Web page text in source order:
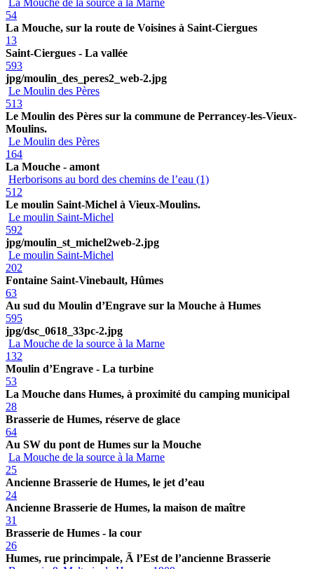
54
La Mouche, sur la route de Voisines à Saint-Ciergues
13
Saint-Ciergues - La vallée
593
jpg/moulin_des_peres2_web-2.jpg
Le Moulin des Pères
513
Le Moulin des Pères sur la commune de Perrancey-les-Vieux-
Moulins.
Le Moulin des Pères
164
La Mouche - amont
Herborisons au bord des chemins de l’eau (1)
512
Le moulin Saint-Michel à Vieux-Moulins.
Le moulin Saint-Michel
592
jpg/moulin_st_michel2web-2.jpg
Le moulin Saint-Michel
202
Fontaine Saint-Vinebault, Hûmes
63
Au sud du Moulin d’Engrave sur la Mouche à Humes
595
jpg/dsc_0618_33pc-2.jpg
La Mouche de la source à la Marne
132
Moulin d’Engrave - La turbine
53
La Mouche dans Humes, à proximité du camping municipal
28
Brasserie de Humes, réserve de glace
64
Au SW du pont de Humes sur la Mouche
La Mouche de la source à la Marne
25
Ancienne Brasserie de Humes, le jet d’eau
24
Ancienne Brasserie de Humes, la maison de maître
31
Brasserie de Humes - la cour
26
Humes, rue princimpale, Ã l’Est de l’ancienne Brasserie